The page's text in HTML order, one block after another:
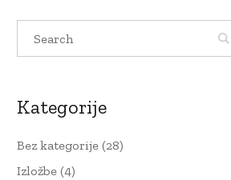
Kategorije
Bez kategorije (28)
Izložbe (4)